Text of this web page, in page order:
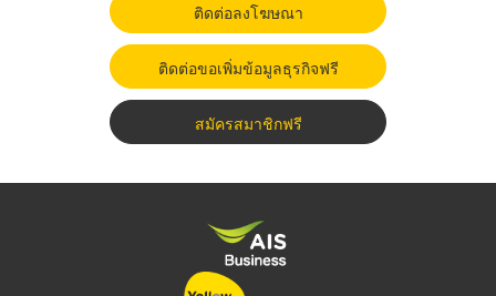
ติดต่อลงโฆษณา
ติดต่อขอเพิ่มข้อมูลธุรกิจฟรี
สมัครสมาชิกฟรี